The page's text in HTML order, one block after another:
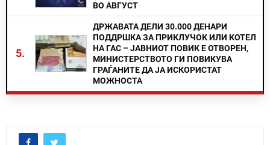
ВО АВГУСТ
5.
ДРЖАВАТА ДЕЛИ 30.000 ДЕНАРИ
ПОДДРШКА ЗА ПРИКЛУЧОК ИЛИ КОТЕЛ
НА ГАС – ЈАВНИОТ ПОВИК Е ОТВОРЕН,
МИНИСТЕРСТВОТО ГИ ПОВИКУВА
ГРАЃАНИТЕ ДА ЈА ИСКОРИСТАТ
МОЖНОСТА